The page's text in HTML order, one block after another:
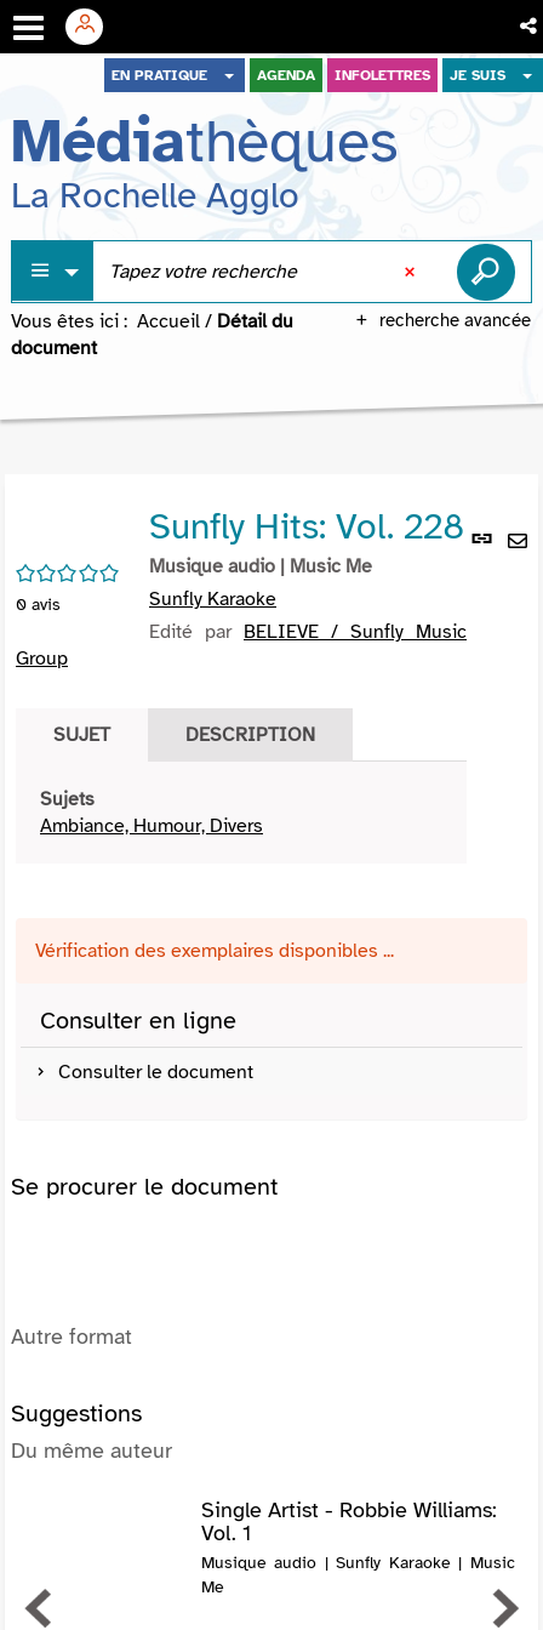
menu
contenu
recherche
EN PRATIQUE AGENDA INFOLETTRES JE SUIS
Médiathèques
La Rochelle Agglo
recherche avancée
Vous êtes ici : Accueil / Détail du
document
Lien
/5
0 avis
Sunfly Hits: Vol. 228
Musique audio | Music Me
Sunfly Karaoke
Edité par BELIEVE / Sunfly Music
Group
SUJET DESCRIPTION
Sujets
Ambiance, Humour, Divers
Vérification des exemplaires disponibles ...
Consulter en ligne
Consulter le document
Se procurer le document
Autre format
Suggestions
Du même auteur
Single Artist - Robbie Williams:
Vol. 1
Musique audio | Sunfly Karaoke | Music
Me